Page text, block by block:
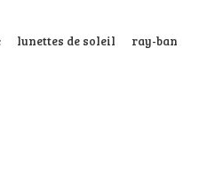
lunettes de soleil ray-ban